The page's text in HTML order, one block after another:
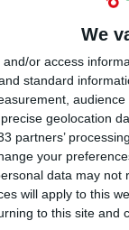
We
and/or access
standard
geolocation
partners’
your
data may
will apply to this
to this site and
para